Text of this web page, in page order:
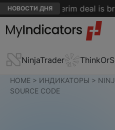
НОВОСТИ ДНЯ
while interim deal is
NinjaTrader
HOME > ИНДИКАТОРЫ >
SOURCE CODE